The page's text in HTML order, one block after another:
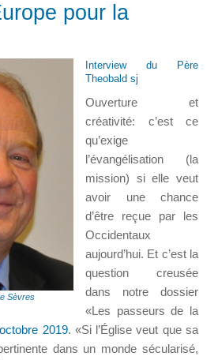
pour la
Sèvres
Interview du Père
Theobald sj
Ouverture et
créativité: c’est ce
qu’exige
l’évangélisation (la
mission) si elle veut
avoir une chance
d’être reçue par les
Occidentaux
aujourd’hui. Et c’est la
question creusée
dans notre dossier
«Les passeurs de la
2019. «Si l’Église veut que sa
dans un monde sécularisé,